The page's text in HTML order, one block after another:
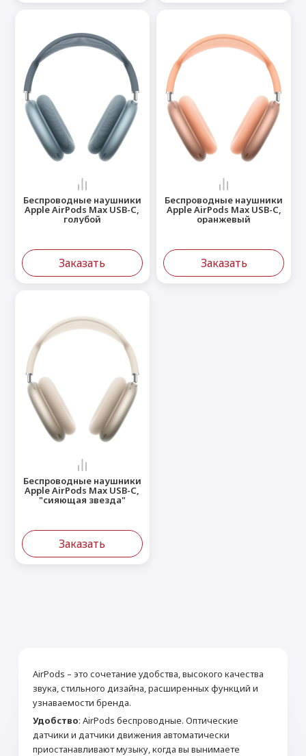
Беспроводные наушники
Apple AirPods Max USB-C,
голубой
Заказать
Беспроводные наушники
Apple AirPods Max USB-C,
оранжевый
Заказать
Беспроводные наушники
Apple AirPods Max USB-C,
"сияющая звезда"
Заказать
AirPods – это сочетание удобства, высокого качества
звука, стильного дизайна, расширенных функций и
узнаваемости бренда.
Удобство: AirPods беспроводные. Оптические
датчики и датчики движения автоматически
приостанавливают музыку, когда вы вынимаете